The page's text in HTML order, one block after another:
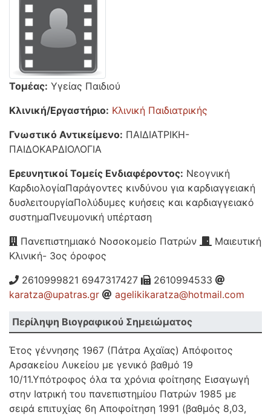
Τομέας: Υγείας Παιδιού
Κλινική/Εργαστήριο: Κλινική Παιδιατρικής
Γνωστικό Αντικείμενο: ΠΑΙΔΙΑΤΡΙΚΗ-
ΠΑΙΔΟΚΑΡΔΙΟΛΟΓΙΑ
Ερευνητικοί Τομείς Ενδιαφέροντος: Νεογνική
ΚαρδιολογίαΠαράγοντες κινδύνου για καρδιαγγειακή
δυσλειτουργίαΠολύδυμες κυήσεις και καρδιαγγειακό
συστημαΠνευμονική υπέρταση
Πανεπιστημιακό Νοσοκομείο Πατρών
Μαιευτική
Κλινική- 3ος όροφος
2610999821 6947317427
2610994533
karatza@upatras.gr
agelikikaratza@hotmail.com
Περίληψη Βιογραφικού Σημειώματος
Έτος γέννησης 1967 (Πάτρα Αχαϊας) Απόφοιτος
Αρσακείου Λυκείου με γενικό βαθμό 19
10/11.Υπότροφος όλα τα χρόνια φοίτησης Εισαγωγή
στην Ιατρική του πανεπιστημίου Πατρών 1985 με
σειρά επιτυχίας 6η Αποφοίτηση 1991 (βαθμός 8,03,